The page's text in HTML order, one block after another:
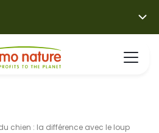
chien : la différence avec le loup